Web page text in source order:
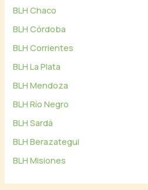
BLH Chaco
BLH Córdoba
BLH Corrientes
BLH La Plata
BLH Mendoza
BLH Río Negro
BLH Sardá
BLH Berazategui
BLH Misiones